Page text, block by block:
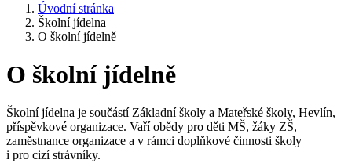
Úvodní stránka
Školní jídelna
O školní jídelně
O školní jídelně
Školní jídelna je součástí Základní školy a Mateřské školy, Hevlín,
příspěvkové organizace. Vaří obědy pro děti MŠ, žáky ZŠ,
zaměstnance organizace a v rámci doplňkové činnosti školy
i pro cizí strávníky.